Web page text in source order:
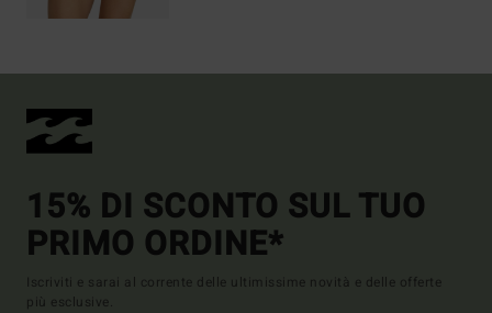
15% DI SCONTO SUL TUO
PRIMO ORDINE*
Iscriviti e sarai al corrente delle ultimissime novità e delle offerte
più esclusive.